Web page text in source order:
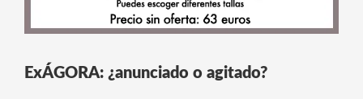
ExÁGORA: ¿anunciado o agitado?